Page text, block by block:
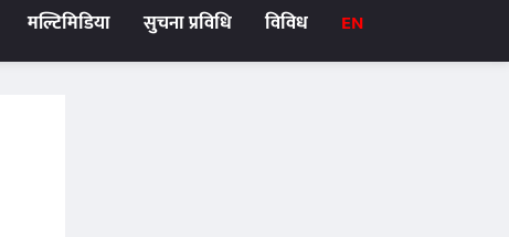
मल्टिमिडिया सुचना प्रविधि विविध EN